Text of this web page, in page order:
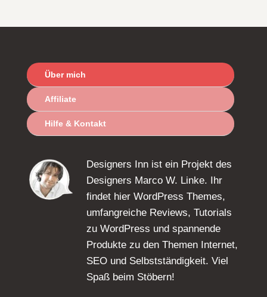
Über mich
Affiliate
Hilfe & Kontakt
Designers Inn ist ein Projekt des
Designers Marco W. Linke. Ihr
findet hier WordPress Themes,
umfangreiche Reviews, Tutorials
zu WordPress und spannende
Produkte zu den Themen Internet,
SEO und Selbstständigkeit. Viel
Spaß beim Stöbern!